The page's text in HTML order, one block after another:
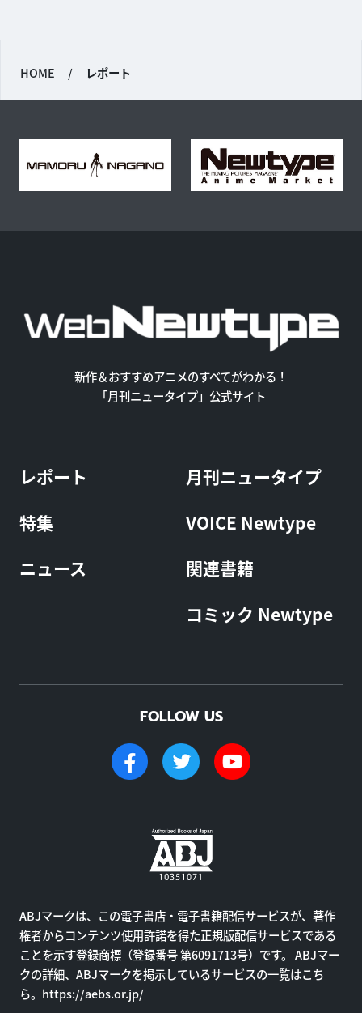
HOME / レポート
新作＆おすすめアニメのすべてがわかる！
「月刊ニュータイプ」公式サイト
レポート
特集
ニュース
月刊ニュータイプ
VOICE Newtype
関連書籍
コミック Newtype
FOLLOW US
ABJマークは、この電子書店・電子書籍配信サービスが、著作
権者からコンテンツ使用許諾を得た正規版配信サービスである
ことを示す登録商標（登録番号 第6091713号）です。 ABJマー
クの詳細、ABJマークを掲示しているサービスの一覧はこち
ら。 https://aebs.or.jp/